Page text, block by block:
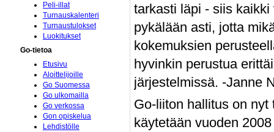
tarkasti läpi - siis
pykälään asti, jotta
kokemuksien
hyvinkin perustua
järjestelmissä. -Janne
Go-liiton hallitus on
käytetään vuoden
Peli-illat
Turnauskalenteri
Turnaustulokset
Luokitukset
Go-tietoa
Etusivu
Aloittelijoille
Go Suomessa
Go ulkomailla
Go verkossa
Gon opiskelua
Lehdistölle